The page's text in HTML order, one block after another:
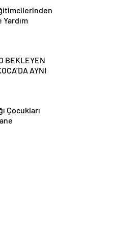
BEKLEYEN
AYNI
YAPILDI
Çocukları